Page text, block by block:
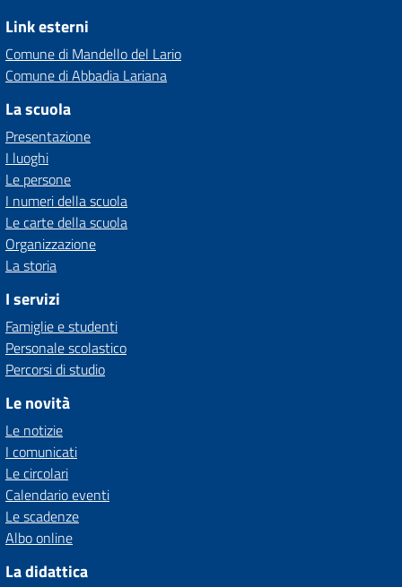
Link esterni
Comune di Mandello del Lario
Comune di Abbadia Lariana
La scuola
Presentazione
I luoghi
Le persone
I numeri della scuola
Le carte della scuola
Organizzazione
La storia
I servizi
Famiglie e studenti
Personale scolastico
Percorsi di studio
Le novità
Le notizie
I comunicati
Le circolari
Calendario eventi
Le scadenze
Albo online
La didattica